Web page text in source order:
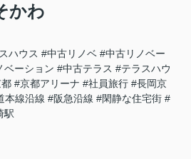
かわ
ハウス #中古リノベ #中古リノベー
ベーション #中古テラス #テラスハウ
#京都アリーナ #社員旅行 #長岡京
本線沿線 #阪急沿線 #閑静な住宅街 #
駅